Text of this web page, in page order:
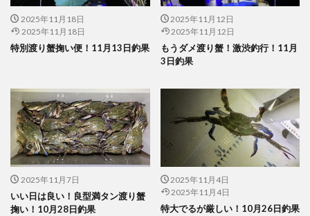
2025年11月18日
2025年11月18日
特別渡り蟹掬い便！11月13日釣果
2025年11月12日
2025年11月12日
もうダメ渡り蟹！激渋釣行！11月
3日釣果
2025年11月7日
いい日は良い！良型満タン渡り蟹
掬い！10月28日釣果
2025年11月4日
2025年11月4日
特大でるが厳しい！10月26日釣果